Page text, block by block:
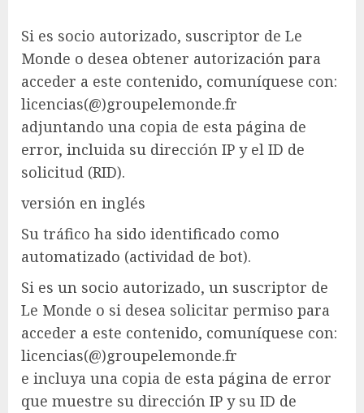
Si es socio autorizado, suscriptor de Le
Monde o desea obtener autorización para
acceder a este contenido, comuníquese con:
licencias(@)groupelemonde.fr
adjuntando una copia de esta página de
error, incluida su dirección IP y el ID de
solicitud (RID).
versión en inglés
Su tráfico ha sido identificado como
automatizado (actividad de bot).
Si es un socio autorizado, un suscriptor de
Le Monde o si desea solicitar permiso para
acceder a este contenido, comuníquese con:
licencias(@)groupelemonde.fr
e incluya una copia de esta página de error
que muestre su dirección IP y su ID de